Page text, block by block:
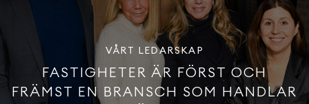
VÅRT LEDARSKAP
FASTIGHETER ÄR FÖRST OCH
FRÄMST EN BRANSCH SOM HANDLAR